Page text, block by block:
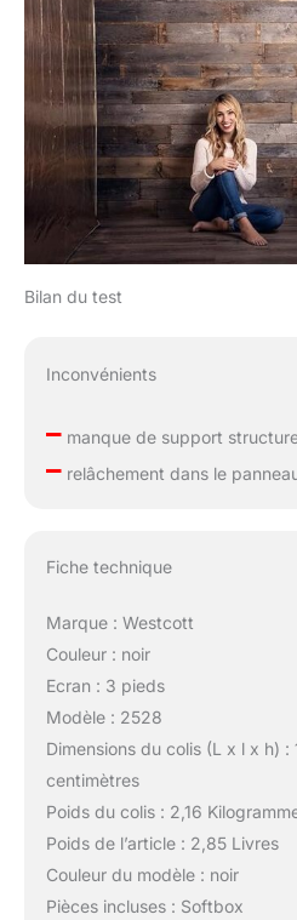
Bilan du test
Inconvénients
–manque de support
–relâchement dans le
Fiche technique
Marque : Westcott
Couleur : noir
Ecran : 3 pieds
Modèle : 2528
Dimensions du colis (L x l x h)
centimètres
Poids du colis : 2,16
Poids de l’article : 2,85 Livres
Couleur du modèle : noir
Pièces incluses : Softbox